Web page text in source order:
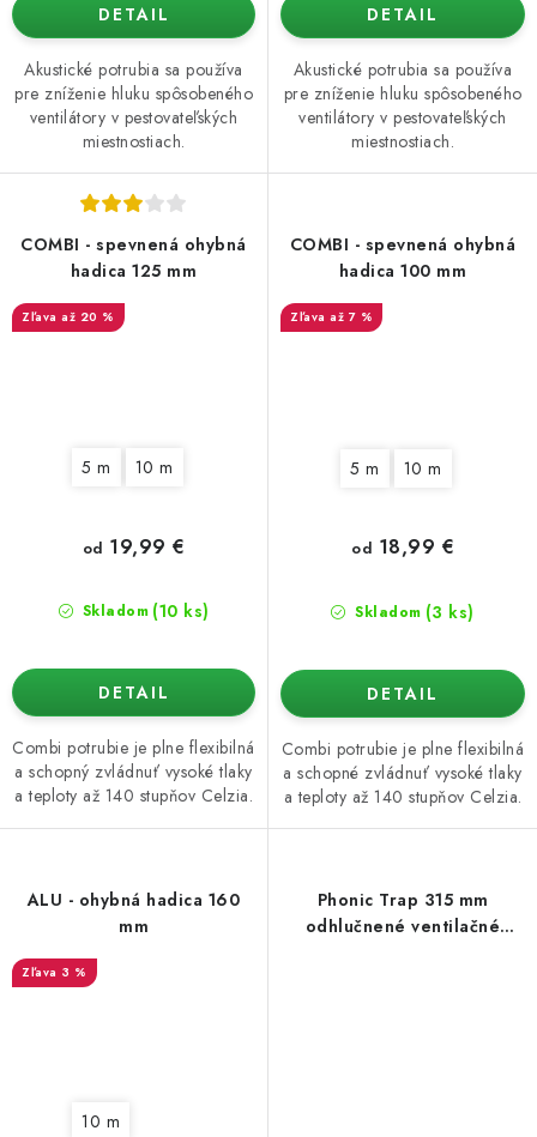
DETAIL
Akustické potrubia sa používa
pre zníženie hluku spôsobeného
ventilátory v pestovateľských
miestnostiach.
DETAIL
Akustické potrubia sa používa
pre zníženie hluku spôsobeného
ventilátory v pestovateľských
miestnostiach.
COMBI - spevnená ohybná
hadica 125 mm
až 20 %
5 m 10 m
Skladom (10 ks)
od 19,99 €
DETAIL
Combi potrubie je plne flexibilná
a schopný zvládnuť vysoké tlaky
a teploty až 140 stupňov Celzia.
COMBI - spevnená ohybná
hadica 100 mm
až 7 %
5 m 10 m
Skladom (3 ks)
od 18,99 €
DETAIL
Combi potrubie je plne flexibilná
a schopné zvládnuť vysoké tlaky
a teploty až 140 stupňov Celzia.
ALU - ohybná hadica 160
mm
3 %
10 m
Phonic Trap 315 mm
odhlučnené ventilačné